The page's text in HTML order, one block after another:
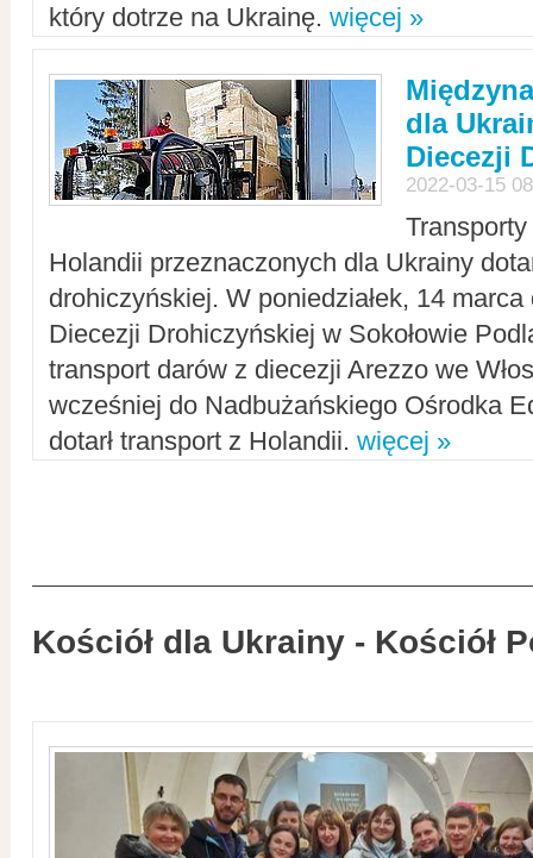
który dotrze na Ukrainę. więcej »
dla
Diecezji
2022-03-15
Holandii przeznaczonych dla Ukrainy
drohiczyńskiej. W poniedziałek, 14
Diecezji Drohiczyńskiej w Sokołowie
transport darów z diecezji Arezzo we
wcześniej do Nadbużańskiego Ośrodka
dotarł transport z Holandii. więcej »
Kościół dla Ukrainy - Kościół